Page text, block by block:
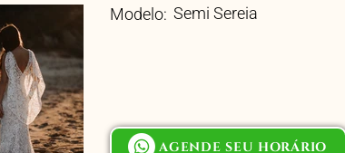
Modelo: Semi Sereia
AGENDE SEU HORÁRIO